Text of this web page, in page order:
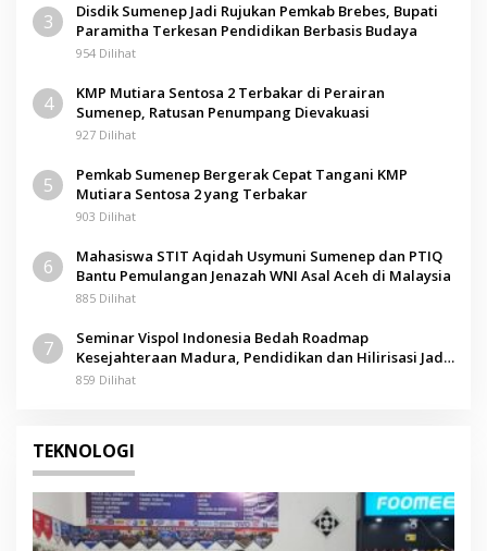
3
Disdik Sumenep Jadi Rujukan Pemkab Brebes, Bupati
Paramitha Terkesan Pendidikan Berbasis Budaya
954 Dilihat
4
KMP Mutiara Sentosa 2 Terbakar di Perairan
Sumenep, Ratusan Penumpang Dievakuasi
927 Dilihat
5
Pemkab Sumenep Bergerak Cepat Tangani KMP
Mutiara Sentosa 2 yang Terbakar
903 Dilihat
6
Mahasiswa STIT Aqidah Usymuni Sumenep dan PTIQ
Bantu Pemulangan Jenazah WNI Asal Aceh di Malaysia
885 Dilihat
7
Seminar Vispol Indonesia Bedah Roadmap
Kesejahteraan Madura, Pendidikan dan Hilirisasi Jadi
Kunci
859 Dilihat
TEKNOLOGI